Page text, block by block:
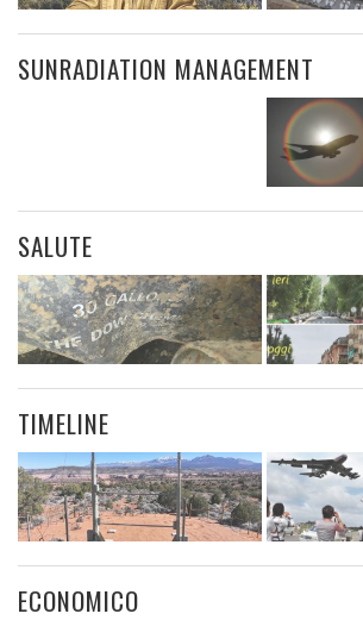
SUNRADIATION MANAGEMENT
SALUTE
TIMELINE
ECONOMICO